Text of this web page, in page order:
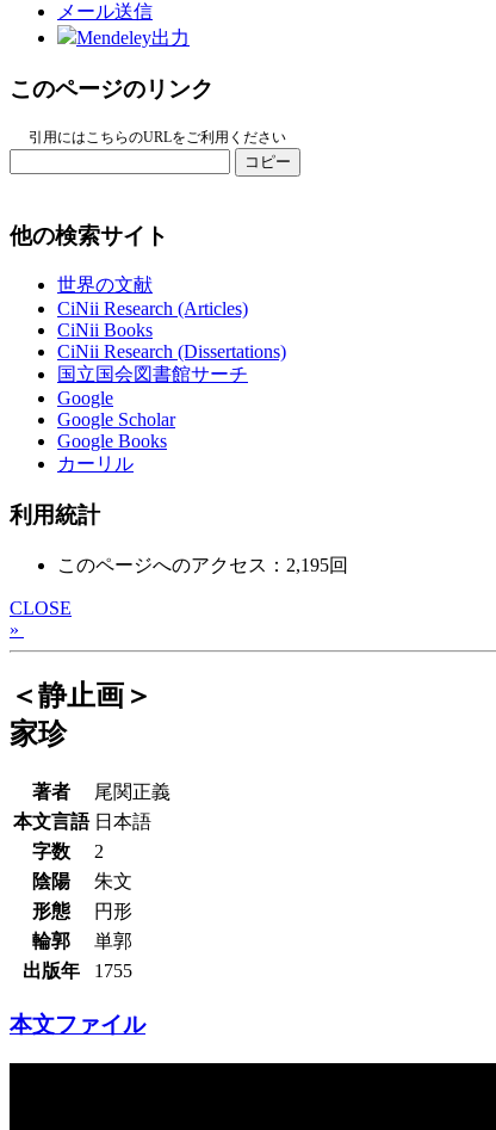
メール送信
Mendeley出力
このページのリンク
引用にはこちらのURLをご利用ください
コピー
他の検索サイト
世界の文献
CiNii Research (Articles)
CiNii Books
CiNii Research (Dissertations)
国立国会図書館サーチ
Google
Google Scholar
Google Books
カーリル
利用統計
このページへのアクセス：2,195回
CLOSE
»
＜静止画＞
家珍
著者
尾関正義
本文言語 日本語
字数
2
陰陽
朱文
形態
円形
輪郭
単郭
出版年
1755
本文ファイル